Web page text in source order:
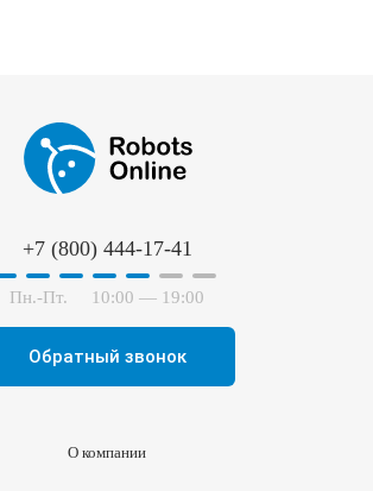
О компании
+7 (800) 444-17-41
Пн.-Пт. 10:00 — 19:00
Обратный звонок